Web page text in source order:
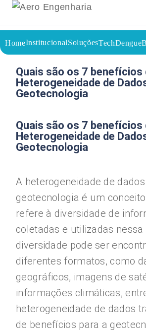
HomeInstitucionalSoluçõesTechDengue
Voltar a página inicial do blog
Quais são os 7 benefícios
Heterogeneidade de
Geotecnologia
Quais são os 7 benefícios
Heterogeneidade de
Geotecnologia
A heterogeneidade de
geotecnologia é um
refere à diversidade de
coletadas e utilizadas nessa
diversidade pode ser
diferentes formatos, como
geográficos, imagens de
informações climáticas,
heterogeneidade de dados
de benefícios para a